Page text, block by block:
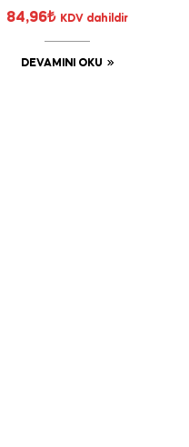
03685
84,96₺ KDV dahildir
DEVAMINI OKU